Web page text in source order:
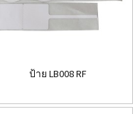
ป้าย LB008 RF